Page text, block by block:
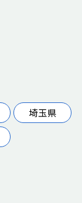
埼玉県